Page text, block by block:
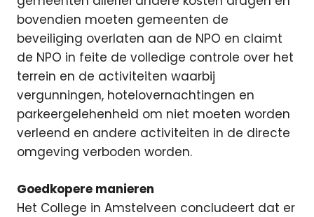
bovendien moeten gemeenten de
beveiliging overlaten aan de NPO en claimt
de NPO in feite de volledige controle over het
terrein en de activiteiten waarbij
vergunningen, hotelovernachtingen en
parkeergelehenheid om niet moeten worden
verleend en andere activiteiten in de directe
omgeving verboden worden.
Goedkopere manieren
Het College in Amstelveen concludeert dat er